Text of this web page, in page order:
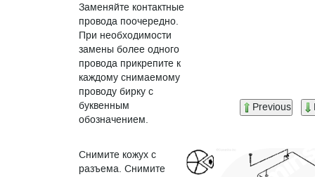
Заменяйте контактные
провода поочередно.
При необходимости
замены более одного
провода прикрепите к
каждому снимаемому
проводу бирку с
буквенным
обозначением.
Previous
Снимите кожух с
разъема. Снимите